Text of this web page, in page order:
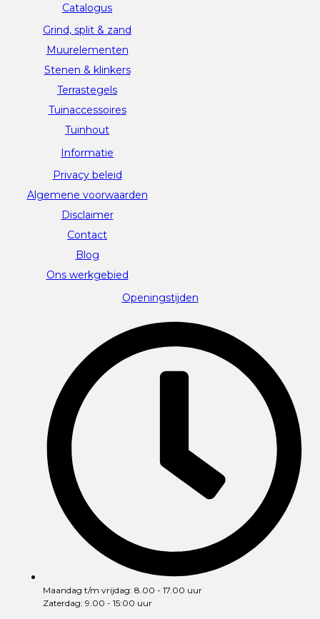
Catalogus
Grind, split & zand
Muurelementen
Stenen & klinkers
Terrastegels
Tuinaccessoires
Tuinhout
Informatie
Privacy beleid
Algemene voorwaarden
Disclaimer
Contact
Blog
Ons werkgebied
Openingstijden
Maandag t/m vrijdag: 8.00 - 17.00 uur
Zaterdag: 9.00 - 15:00 uur